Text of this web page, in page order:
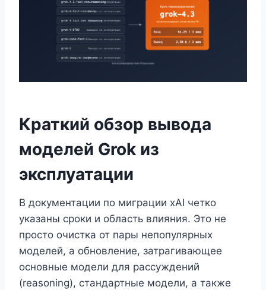
Краткий обзор вывода
моделей Grok из
эксплуатации
В документации по миграции xAI четко
указаны сроки и область влияния. Это не
просто очистка от пары непопулярных
моделей, а обновление, затрагивающее
основные модели для рассуждений
(reasoning), стандартные модели, а также